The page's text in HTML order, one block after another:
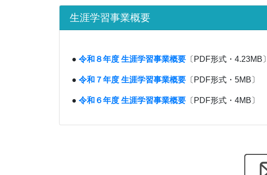
生涯学習事業概要
● 令和８年度 生涯学習事業概要 〔PDF形式・4.23MB〕
● 令和７年度 生涯学習事業概要 〔PDF形式・5MB〕
● 令和６年度 生涯学習事業概要 〔PDF形式・4MB〕